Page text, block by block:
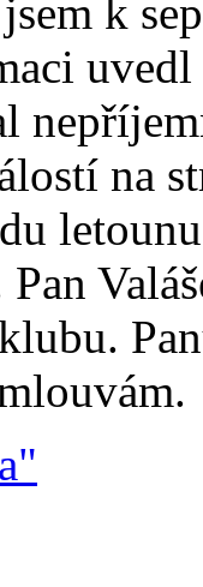
k
uvedl
na
Pan